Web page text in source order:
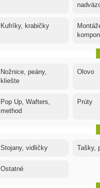
Kufríky, krabičky
Nožnice, peány,
kliešte
Olovo
Pop Up, Wafters,
method
Prúty
Stojany, vidličky Tašky,
Ostatné